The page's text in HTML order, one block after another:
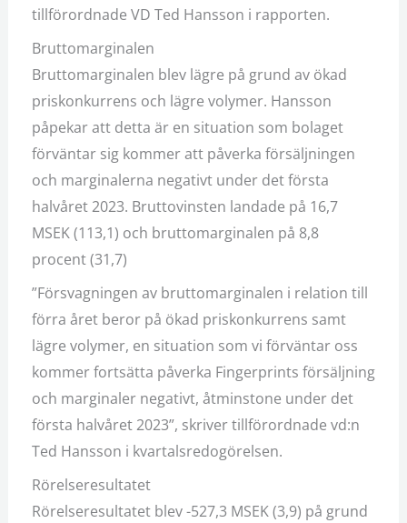
tillförordnade VD Ted Hansson i rapporten.
Bruttomarginalen
Bruttomarginalen blev lägre på grund av ökad
priskonkurrens och lägre volymer. Hansson
påpekar att detta är en situation som bolaget
förväntar sig kommer att påverka försäljningen
och marginalerna negativt under det första
halvåret 2023. Bruttovinsten landade på 16,7
MSEK (113,1) och bruttomarginalen på 8,8
procent (31,7)
”Försvagningen av bruttomarginalen i relation till
förra året beror på ökad priskonkurrens samt
lägre volymer, en situation som vi förväntar oss
kommer fortsätta påverka Fingerprints försäljning
och marginaler negativt, åtminstone under det
första halvåret 2023”, skriver tillförordnade vd:n
Ted Hansson i kvartalsredogörelsen.
Rörelseresultatet
Rörelseresultatet blev -527,3 MSEK (3,9) på grund